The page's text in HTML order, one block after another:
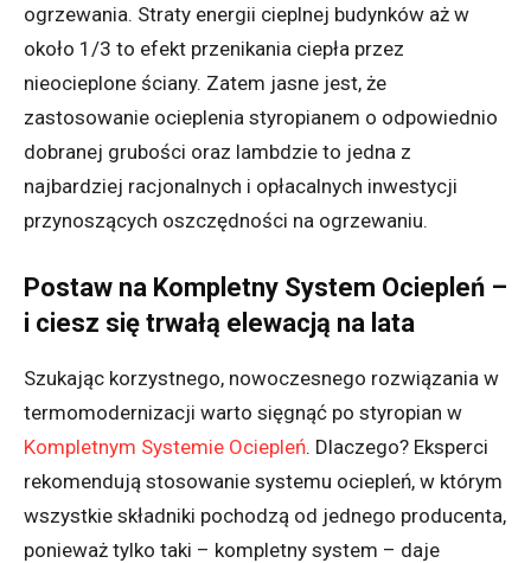
ogrzewania. Straty energii cieplnej budynków aż w
około 1/3 to efekt przenikania ciepła przez
nieocieplone ściany. Zatem jasne jest, że
zastosowanie ocieplenia styropianem o odpowiednio
dobranej grubości oraz lambdzie to jedna z
najbardziej racjonalnych i opłacalnych inwestycji
przynoszących oszczędności na ogrzewaniu.
Postaw na Kompletny System Ociepleń –
i ciesz się trwałą elewacją na lata
Szukając korzystnego, nowoczesnego rozwiązania w
termomodernizacji warto sięgnąć po styropian w
Kompletnym Systemie Ociepleń. Dlaczego? Eksperci
rekomendują stosowanie systemu ociepleń, w którym
wszystkie składniki pochodzą od jednego producenta,
ponieważ tylko taki – kompletny system – daje